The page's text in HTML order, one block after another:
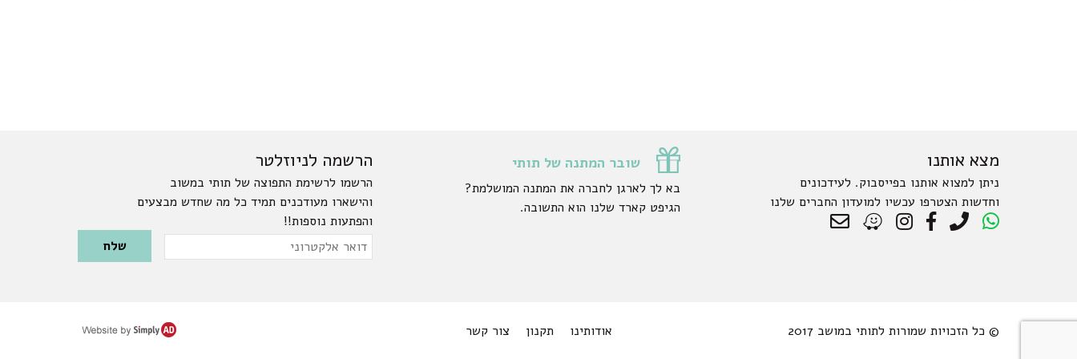
מצא אותנו
ניתן למצוא אותנו בפייסבוק. לעידכונים
וחדשות הצטרפו עכשיו למועדון החברים שלנו
שובר המתנה של תותי
בא לך לארגן לחברה את המתנה המושלמת?
הגיפט קארד שלנו הוא התשובה.
הרשמה לניוזלטר
הרשמו לרשימת התפוצה של תותי במשוב
והישארו מעודכנים תמיד כל מה שחדש מבצעים
והפתעות נוספות!!
Please leave this field empty.
דואר
© כל הזכויות שמורות לתותי במושב 2017 אודותינו תקנון צור קשר